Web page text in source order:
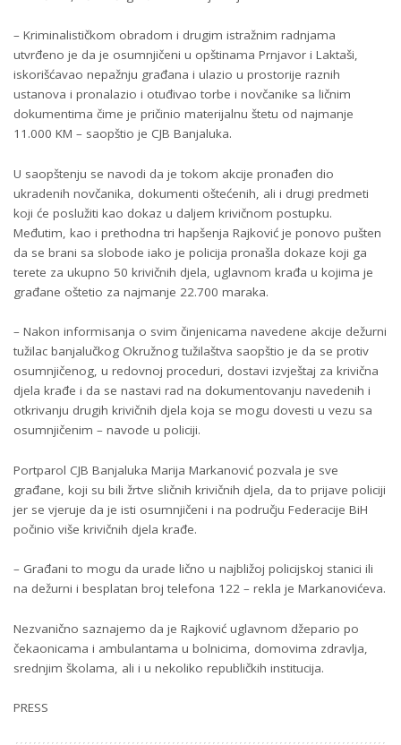
– Kriminalističkom obradom i drugim istražnim radnjama
utvrđeno je da je osumnjičeni u opštinama Prnjavor i Laktaši,
iskorišćavao nepažnju građana i ulazio u prostorije raznih
ustanova i pronalazio i otuđivao torbe i novčanike sa ličnim
dokumentima čime je pričinio materijalnu štetu od najmanje
11.000 KM – saopštio je CJB Banjaluka.
U saopštenju se navodi da je tokom akcije pronađen dio
ukradenih novčanika, dokumenti oštećenih, ali i drugi predmeti
koji će poslužiti kao dokaz u daljem krivičnom postupku.
Međutim, kao i prethodna tri hapšenja Rajković je ponovo pušten
da se brani sa slobode iako je policija pronašla dokaze koji ga
terete za ukupno 50 krivičnih djela, uglavnom krađa u kojima je
građane oštetio za najmanje 22.700 maraka.
– Nakon informisanja o svim činjenicama navedene akcije dežurni
tužilac banjalučkog Okružnog tužilaštva saopštio je da se protiv
osumnjičenog, u redovnoj proceduri, dostavi izvještaj za krivična
djela krađe i da se nastavi rad na dokumentovanju navedenih i
otkrivanju drugih krivičnih djela koja se mogu dovesti u vezu sa
osumnjičenim – navode u policiji.
Portparol CJB Banjaluka Marija Markanović pozvala je sve
građane, koji su bili žrtve sličnih krivičnih djela, da to prijave policiji
jer se vjeruje da je isti osumnjičeni i na području Federacije BiH
počinio više krivičnih djela krađe.
– Građani to mogu da urade lično u najbližoj policijskoj stanici ili
na dežurni i besplatan broj telefona 122 – rekla je Markanovićeva.
Nezvanično saznajemo da je Rajković uglavnom džepario po
čekaonicama i ambulantama u bolnicima, domovima zdravlja,
srednjim školama, ali i u nekoliko republičkih institucija.
PRESS